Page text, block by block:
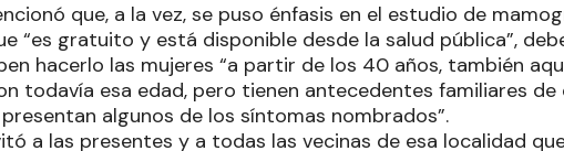
que, a la vez, se puso énfasis en el estudio de
“es gratuito y está disponible desde la salud pública”,
hacerlo las mujeres “a partir de los 40 años, también
todavía esa edad, pero tienen antecedentes familiares de
algunos de los síntomas nombrados”.
a las presentes y a todas las vecinas de esa localidad